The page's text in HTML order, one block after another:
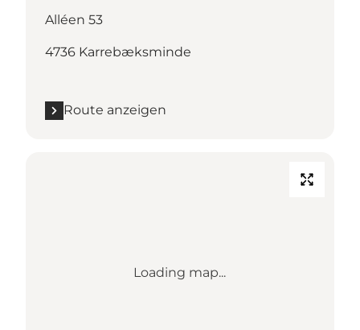
Alléen 53
4736 Karrebæksminde
Route anzeigen
Loading map...